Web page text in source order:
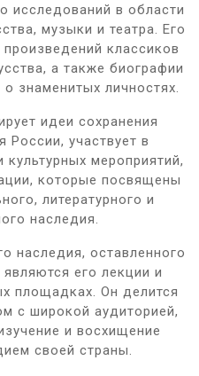
исследований в области
музыки и театра. Его
классиков
а также биографии
знаменитых личностях.
идеи сохранения
России, участвует в
мероприятий,
которые посвящены
литературного и
наследия.
наследия, оставленного
его лекции и
площадках. Он делится
с широкой аудиторией,
и восхищение
своей страны.